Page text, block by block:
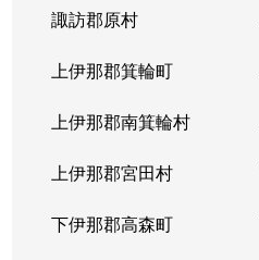
諏訪郡原村
上伊那郡箕輪町
上伊那郡南箕輪村
上伊那郡宮田村
下伊那郡高森町